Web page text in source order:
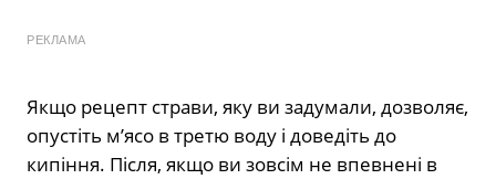
РЕКЛАМА
Якщо рецепт страви, яку ви задумали, дозволяє,
опустіть м’ясо в третю воду і доведіть до
кипіння. Після, якщо ви зовсім не впевнені в